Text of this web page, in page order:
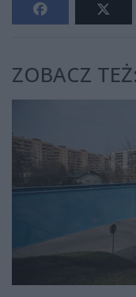
ZOBACZ TEŻ: